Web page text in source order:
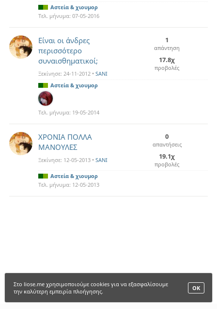
Αστεία & χιουμορ
Τελ. μήνυμα: 07-05-2016
Είναι οι άνδρες
περισσότερο
συναισθηματικοί;
Ξεκίνησε: 24-11-2012 • SANI
1
απάντηση
17.8χ
προβολές
Αστεία & χιουμορ
Τελ. μήνυμα: 19-05-2014
ΧΡΟΝΙΑ ΠΟΛΛΑ
ΜΑΝΟΥΛΕΣ
Ξεκίνησε: 12-05-2013 • SANI
0
απαντήσεις
19.1χ
προβολές
Αστεία & χιουμορ
Τελ. μήνυμα: 12-05-2013
ΟΚ
Στο liose.me χρησιμοποιούμε cookies για να εξασφαλίσουμε
την καλύτερη εμπειρία πλοήγησης.